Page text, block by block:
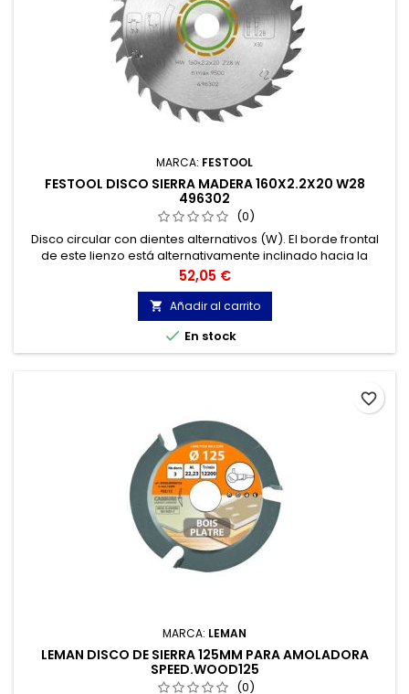
MARCA: FESTOOL
FESTOOL DISCO SIERRA MADERA 160X2.2X20 W28
496302
(0)
Disco circular con dientes alternativos (W). El borde frontal
de este lienzo está alternativamente inclinado hacia la
izquierda, hacia la derecha. La tela circular con dientes
alternativos es un lienzo universal para todo tipo de madera.
Precio
52,05 €
 Añadir al carrito
 En stock
MARCA: LEMAN
LEMAN DISCO DE SIERRA 125MM PARA AMOLADORA
SPEED.WOOD125
(0)
favorite_border